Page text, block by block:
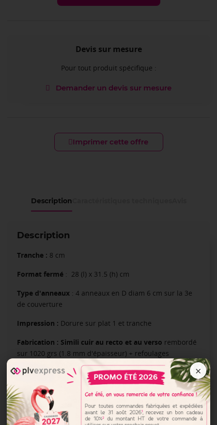
×
Devis sur mesure
Pour tout produit spécifique :
Demander un devis sur mesure
Imprimer cette offre
Description
Description
Tranche : 8 cm
Format fermé : 28 (l) x 31.5 (h) cm
Type d'anneaux : 4 anneaux en D diam 6 cm sur la 3e
de couverture
Impression : Dorure sur plat 1 et tranche
Fabrication : Simili cuir au recto et au verso rembordé
sur 1020 grs (1.8 mm d'épaisseur) + refoulages
Finition :SANS pochette pour document A4
Conditionnement : en carton
Poids d'un classeur : 530 g